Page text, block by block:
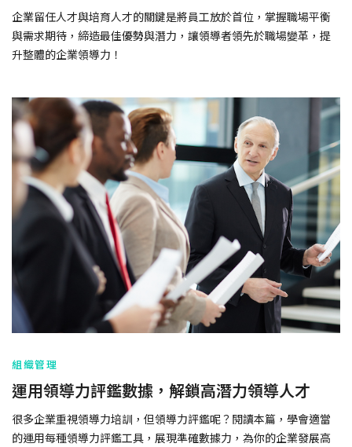
企業留任人才與培育人才的關鍵是將員工放於首位，掌握職場平衡
與需求期待，締造最佳優勢與潛力，讓領導者領先於職場變革，提
升整體的企業領導力！
組織管理
運用領導力評鑑數據，解鎖高潛力領導人才
很多企業重視領導力培訓，但領導力評鑑呢？閱讀本篇，學會適當
的運用每種領導力評鑑工具，展現準確數據力，為你的企業發展高